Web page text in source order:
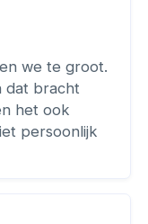
we te groot.
dat bracht
het ook
persoonlijk